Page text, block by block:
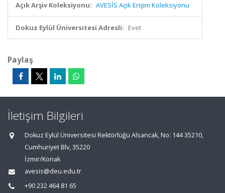
Açık Arşiv Koleksiyonu: AVESİS Açık Erişim Koleksiyonu
Dokuz Eylül Üniversitesi Adresli: Evet
Paylaş
İletişim Bilgileri
Dokuz Eylül Üniversitesi Rektörlüğü Alsancak, No: 144 35210,
Cumhuriyet Blv, 35220
İzmir/Konak
avesis@deu.edu.tr
+90 232 464 81 65